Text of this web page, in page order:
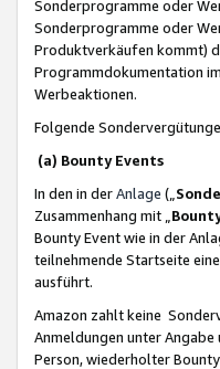
Sonderprogramme oder
Sonderprogramme oder
Produktverkäufen kommt)
Programmdokumentation
Werbeaktionen.
Folgende
(a) Bounty Events
In den in derAnlage („
Zusammenhang mit „
Bounty Event wie in der
teilnehmende Startseite
ausführt.
Amazon zahlt keine
Anmeldungen unter
Person, wiederholter